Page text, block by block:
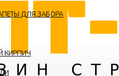
ДЛЯ ЗАБОРА
КИРПИЧ